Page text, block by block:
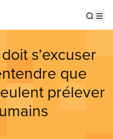
s’excuser
que
prélever